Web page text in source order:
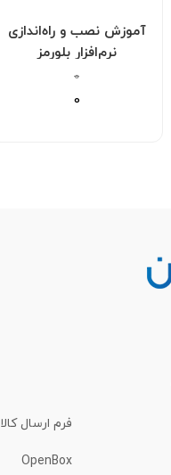
آموزش نصب و راه‌اندازی
نرم‌افزار بلورمز
BLURAMS
0
0
فرم ارسال کالا
OpenBox